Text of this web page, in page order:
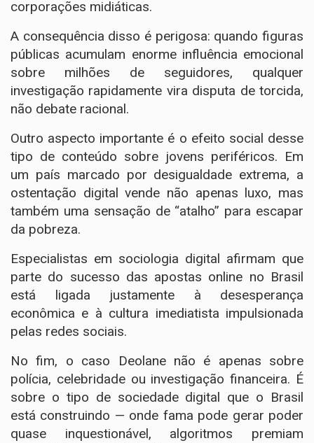
corporações midiáticas.
A consequência disso é perigosa: quando figuras
públicas acumulam enorme influência emocional
sobre milhões de seguidores, qualquer
investigação rapidamente vira disputa de torcida,
não debate racional.
Outro aspecto importante é o efeito social desse
tipo de conteúdo sobre jovens periféricos. Em
um país marcado por desigualdade extrema, a
ostentação digital vende não apenas luxo, mas
também uma sensação de “atalho” para escapar
da pobreza.
Especialistas em sociologia digital afirmam que
parte do sucesso das apostas online no Brasil
está ligada justamente à desesperança
econômica e à cultura imediatista impulsionada
pelas redes sociais.
No fim, o caso Deolane não é apenas sobre
polícia, celebridade ou investigação financeira. É
sobre o tipo de sociedade digital que o Brasil
está construindo — onde fama pode gerar poder
quase inquestionável, algoritmos premiam